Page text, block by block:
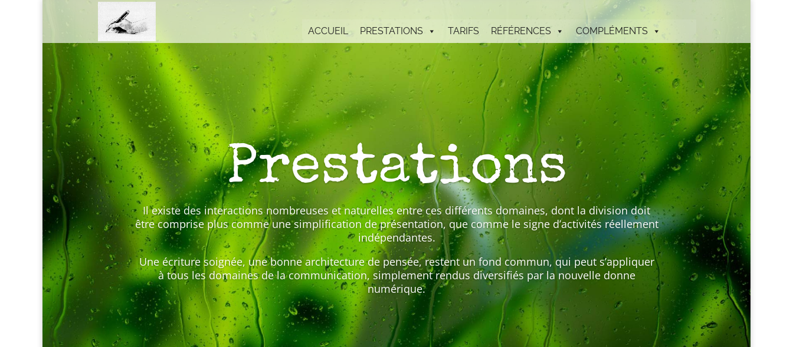
ACCUEIL PRESTATIONS TARIFS RÉFÉRENCES COMPLÉMENTS
Prestations
Il existe des interactions nombreuses et naturelles entre ces différents domaines, dont la division doit
être comprise plus comme une simplification de présentation, que comme le signe d’activités réellement
indépendantes.
Une écriture soignée, une bonne architecture de pensée, restent un fond commun, qui peut s’appliquer
à tous les domaines de la communication, simplement rendus diversifiés par la nouvelle donne
numérique.